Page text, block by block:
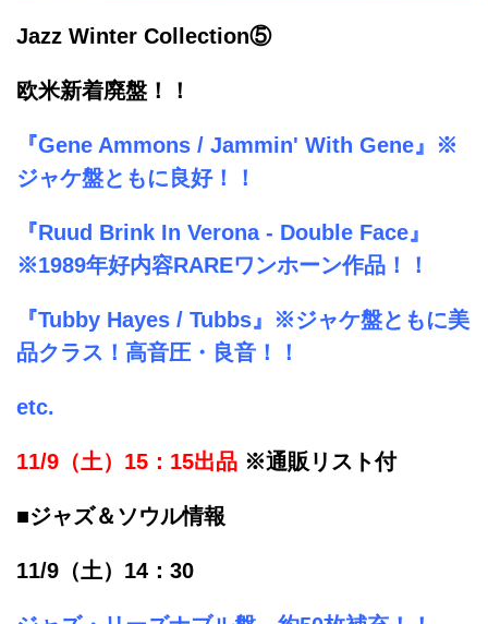
Jazz Winter Collection⑤
欧米新着廃盤！！
『Gene Ammons / Jammin' With Gene』※
ジャケ盤ともに良好！！
『Ruud Brink In Verona - Double Face』
※1989年好内容RAREワンホーン作品！！
『Tubby Hayes / Tubbs』※ジャケ盤ともに美
品クラス！高音圧・良音！！
etc.
11/9（土）15：15出品 ※通販リスト付
■ジャズ＆ソウル情報
11/9（土）14：30